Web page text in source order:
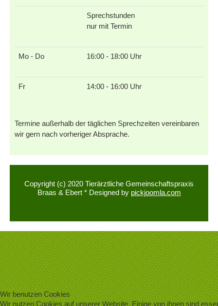
Sprechstunden
nur mit Termin
Mo - Do 16:00 - 18:00 Uhr
Fr 14:00 - 16:00 Uhr
Termine außerhalb der täglichen Sprechzeiten vereinbaren
wir gern nach vorheriger Absprache.
Copyright (c) 2020 Tierärztliche Gemeinschaftspraxis
Braas & Ebert * Designed by pickjoomla.com
Wir benutzen Cookies
Wir nutzen Cookies auf unserer Website. Einige von ihnen sind